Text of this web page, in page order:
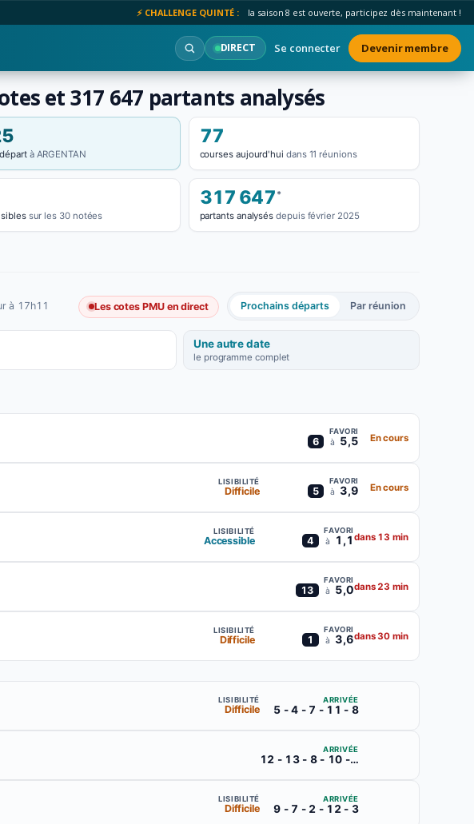
⚡ CHALLENGE QUINTÉ : la saison 8 est ouverte, participez dès maintenant !
DIRECT Se connecter Devenir membre
et 317 647 partants analysés
à ARGENTAN
77
courses aujourd'hui dans 11 réunions
sur les 30 notées
317 647 *
partants analysés depuis février 2025
à 17h11 Les cotes PMU en direct Prochains départs Par réunion
Une autre date
le programme complet
FAVORI
6 à 5,5 En cours
LISIBILITÉ
Difficile
FAVORI
5 à 3,9 En cours
LISIBILITÉ
Accessible
FAVORI
4 à 1,1 dans 13 min
FAVORI
13 à 5,0dans 23 min
LISIBILITÉ
Difficile
FAVORI
1 à 3,6dans 30 min
LISIBILITÉ
Difficile
ARRIVÉE
5 - 4 - 7 - 11 - 8
ARRIVÉE
12 - 13 - 8 - 10 - 2
LISIBILITÉ
Difficile
ARRIVÉE
9 - 7 - 2 - 12 - 3